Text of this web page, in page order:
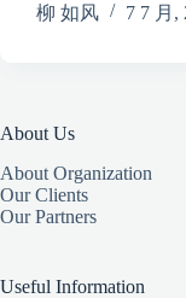
柳 如风
7 7 月,
About Us
About Organization
Our Clients
Our Partners
Useful Information